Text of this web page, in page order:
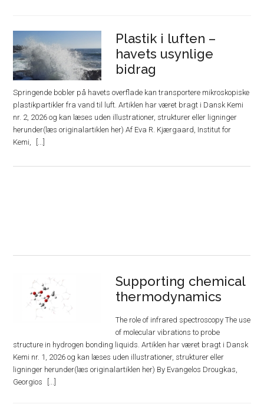
Plastik i luften –
havets usynlige
bidrag
Springende bobler på havets overflade kan transportere mikroskopiske
plastikpartikler fra vand til luft. Artiklen har været bragt i Dansk Kemi
nr. 2, 2026 og kan læses uden illustrationer, strukturer eller ligninger
herunder(læs originalartiklen her) Af Eva R. Kjærgaard, Institut for
Kemi,
Supporting chemical
thermodynamics
The role of infrared spectroscopy The use
of molecular vibrations to probe
structure in hydrogen bonding liquids. Artiklen har været bragt i Dansk
Kemi nr. 1, 2026 og kan læses uden illustrationer, strukturer eller
ligninger herunder(læs originalartiklen her) By Evangelos Drougkas,
Georgios